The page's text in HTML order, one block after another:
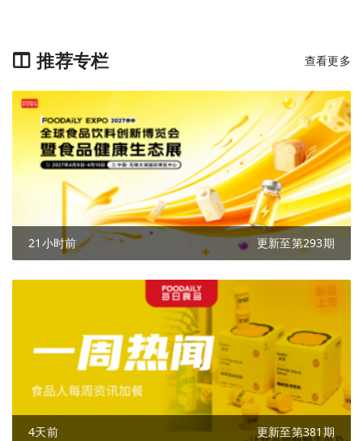
推荐专栏 查看更多
21小时前 更新至第293期
4天前 更新至第381期